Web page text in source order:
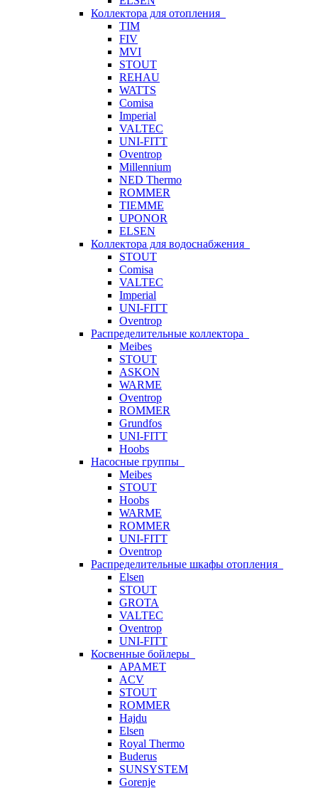
Коллектора для отопления
TIM
FIV
MVI
STOUT
REHAU
WATTS
Comisa
Imperial
VALTEC
UNI-FITT
Oventrop
Millennium
NED Thermo
ROMMER
TIEMME
UPONOR
ELSEN
Коллектора для водоснабжения
STOUT
Comisa
VALTEC
Imperial
UNI-FITT
Oventrop
Распределительные коллектора
Meibes
STOUT
ASKON
WARME
Oventrop
ROMMER
Grundfos
UNI-FITT
Hoobs
Насосные группы
Meibes
STOUT
Hoobs
WARME
ROMMER
UNI-FITT
Oventrop
Распределительные шкафы отопления
Elsen
STOUT
GROTA
VALTEC
Oventrop
UNI-FITT
Косвенные бойлеры
APAMET
ACV
STOUT
ROMMER
Hajdu
Elsen
Royal Thermo
Buderus
SUNSYSTEM
Gorenje